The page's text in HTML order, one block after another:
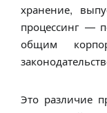
хранение,
процессинг —
общим
Это различие